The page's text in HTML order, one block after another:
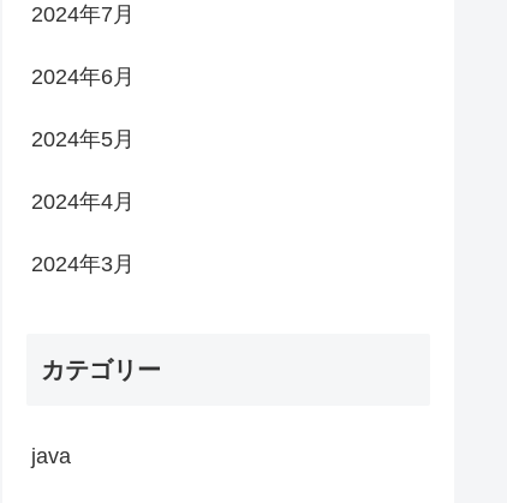
2024年7月
2024年6月
2024年5月
2024年4月
2024年3月
カテゴリー
java